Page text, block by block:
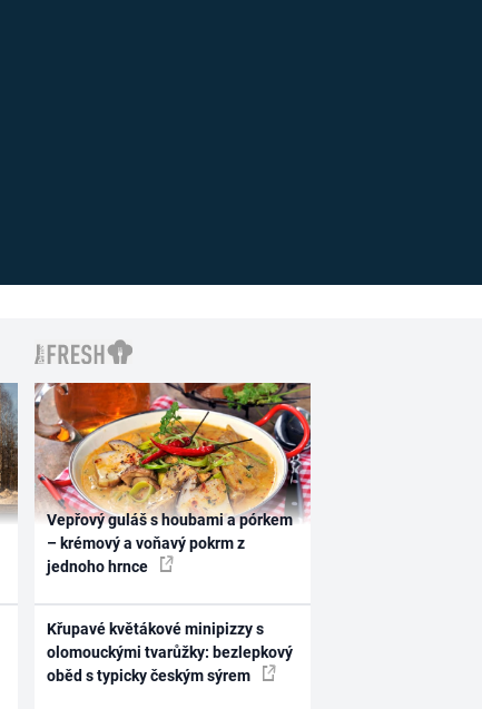
Vepřový guláš s houbami a pórkem
– krémový a voňavý pokrm z
jednoho hrnce
Křupavé květákové minipizzy s
olomouckými tvarůžky: bezlepkový
oběd s typicky českým sýrem